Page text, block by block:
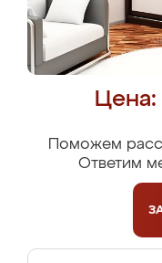
Поможем
Ответим